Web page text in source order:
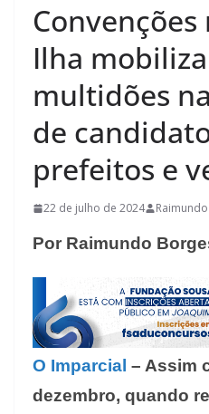
Ilha
multidões
de
prefeitos e
22 de julho de 2024
Por Raimundo
O Imparcial – Assim
dezembro, quando